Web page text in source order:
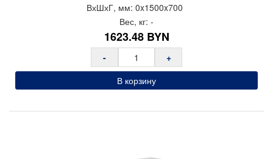
ВхШхГ, мм: 0x1500x700
Вес, кг: -
1623.48 BYN
-
+
В корзину